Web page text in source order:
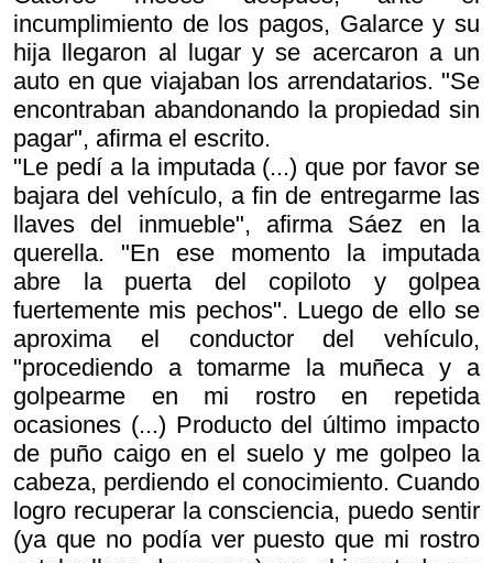
incumplimiento de los pagos, Galarce y su
hija llegaron al lugar y se acercaron a un
auto en que viajaban los arrendatarios. "Se
encontraban abandonando la propiedad sin
pagar", afirma el escrito.
"Le pedí a la imputada (...) que por favor se
bajara del vehículo, a fin de entregarme las
llaves del inmueble", afirma Sáez en la
querella. "En ese momento la imputada
abre la puerta del copiloto y golpea
fuertemente mis pechos". Luego de ello se
aproxima el conductor del vehículo,
"procediendo a tomarme la muñeca y a
golpearme en mi rostro en repetida
ocasiones (...) Producto del último impacto
de puño caigo en el suelo y me golpeo la
cabeza, perdiendo el conocimiento. Cuando
logro recuperar la consciencia, puedo sentir
(ya que no podía ver puesto que mi rostro